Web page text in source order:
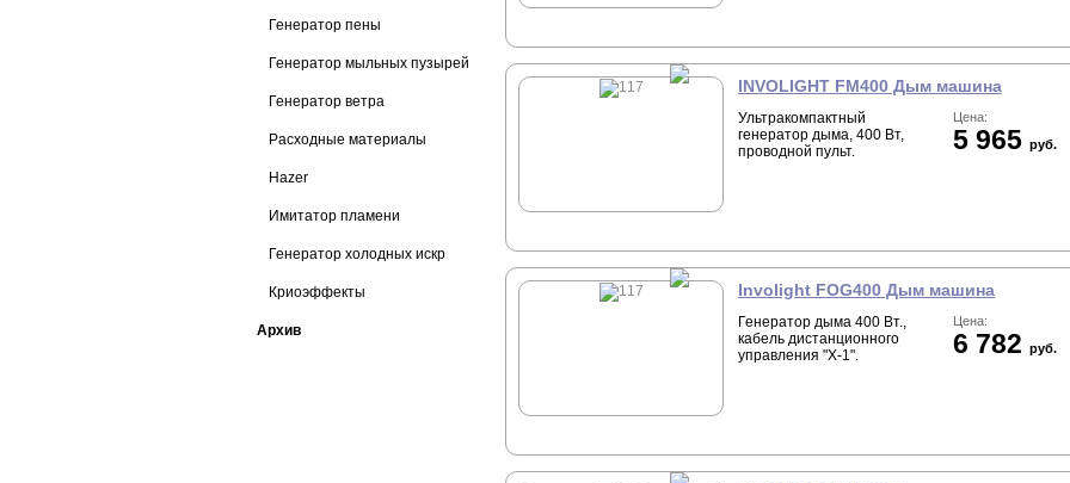
Генератор пены
Генератор мыльных пузырей
Генератор ветра
Расходные материалы
Hazer
Имитатор пламени
Генератор холодных искр
Криоэффекты
Архив
INVOLIGHT FM400 Дым машина
Ультракомпактный
генератор дыма, 400 Вт,
проводной пульт.
Цена:
5 965 руб.
Involight FOG400 Дым машина
Генератор дыма 400 Вт.,
кабель дистанционного
управления "X-1".
Цена:
6 782 руб.